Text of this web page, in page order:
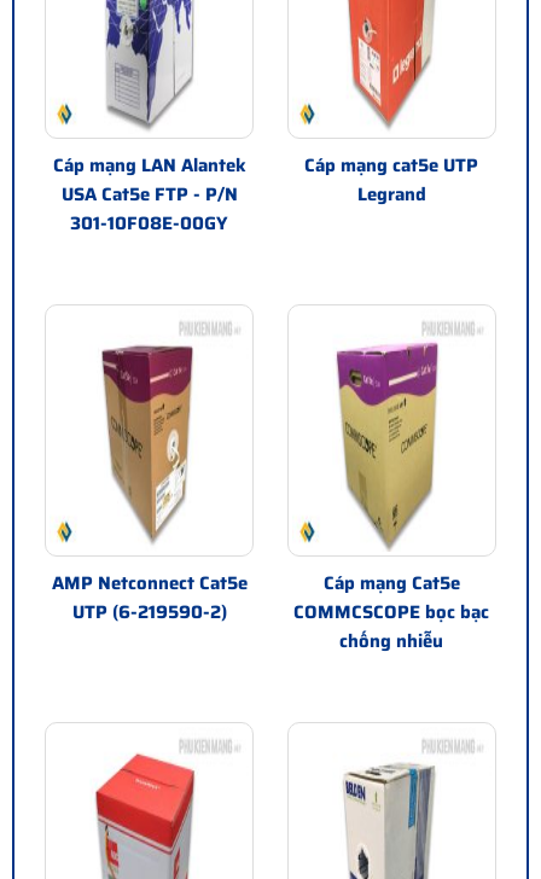
Cáp mạng LAN Alantek
USA Cat5e FTP - P/N
301-10F08E-00GY
Cáp mạng cat5e UTP
Legrand
AMP Netconnect Cat5e
UTP (6-219590-2)
Cáp mạng Cat5e
COMMCSCOPE bọc bạc
chống nhiễu